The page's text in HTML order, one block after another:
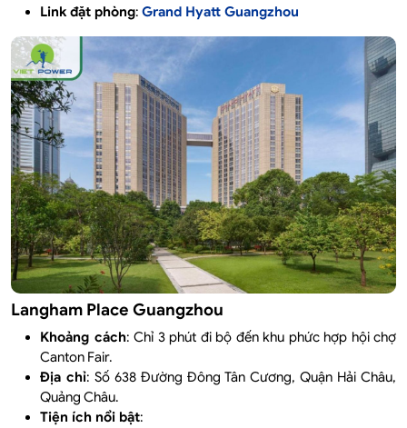
Link đặt phòng: Grand Hyatt Guangzhou
Langham Place Guangzhou
Khoảng cách: Chỉ 3 phút đi bộ đến khu phức hợp hội chợ
Canton Fair.
Địa chỉ: Số 638 Đường Đông Tân Cương, Quận Hải Châu,
Quảng Châu.
Tiện ích nổi bật: